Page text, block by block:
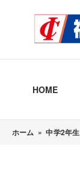
HOME
ホーム » 中学2年生